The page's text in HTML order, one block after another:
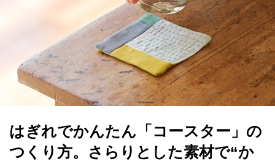
はぎれでかんたん「コースター」の
つくり方。さらりとした素材で“か